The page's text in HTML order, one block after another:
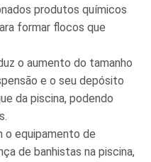
produtos químicos
formar flocos que
o aumento do tamanho
e o seu depósito
da piscina, podendo
o equipamento de
de banhistas na piscina,